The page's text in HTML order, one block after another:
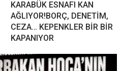
KARABÜK ESNAFI KAN
AĞLIYOR!BORÇ, DENETİM,
CEZA… KEPENKLER BİR BİR
KAPANIYOR